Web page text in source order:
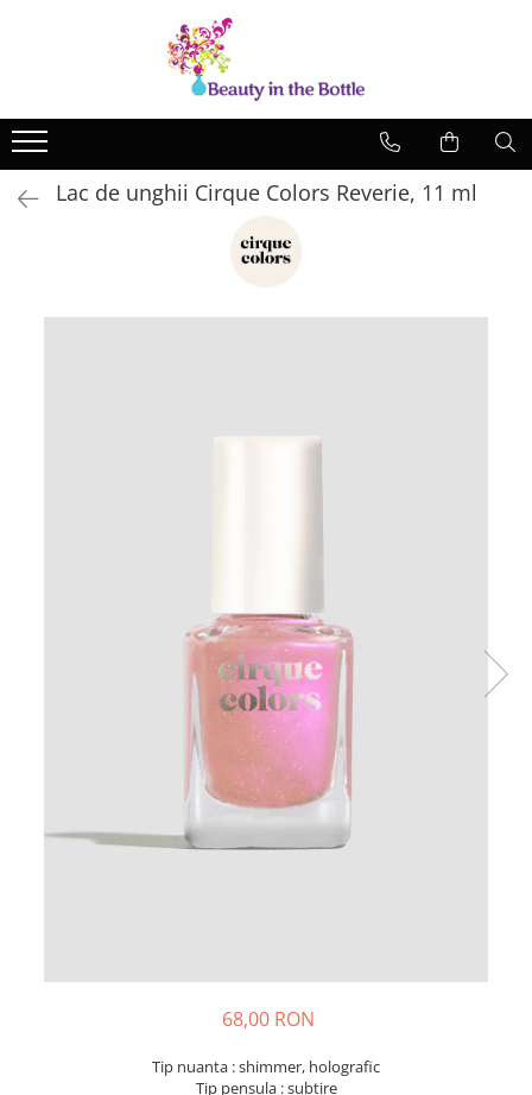
OPI
ILNP
Zoya
Cadillacquer
Base coat
Top Coat
IngrijireLac de unghii Cirque Colors Reverie, 11 ml
68,00 RON
Tip nuanta : shimmer, holografic
Tip pensula : subtire